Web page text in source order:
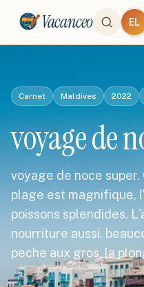
Vacanceo EL
Carnet Maldives 2022
voyage de
voyage de noce
plage est magnifique,
poissons splendides.
nourriture aussi.
peche aux gros, la